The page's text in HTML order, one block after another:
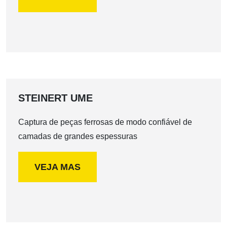
STEINERT UME
Captura de peças ferrosas de modo confiável de
camadas de grandes espessuras
VEJA MAS